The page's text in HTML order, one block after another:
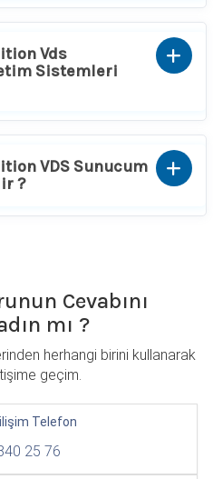
Vds
Sistemleri
VDS Sunucum
?
Cevabını
mı ?
herhangi birini kullanarak
geçim.
25 76